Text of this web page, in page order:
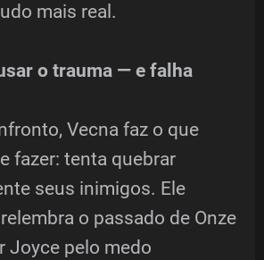
mais real.
o trauma — e falha
Vecna faz o que
fazer: tenta quebrar
seus inimigos. Ele
o passado de Onze
Joyce pelo medo